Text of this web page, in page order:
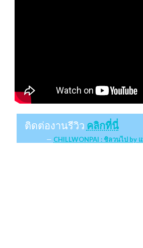
ติดต่องานรีวิว คลิกที่นี่
CHILLWONPAI : ชิลวนไป by